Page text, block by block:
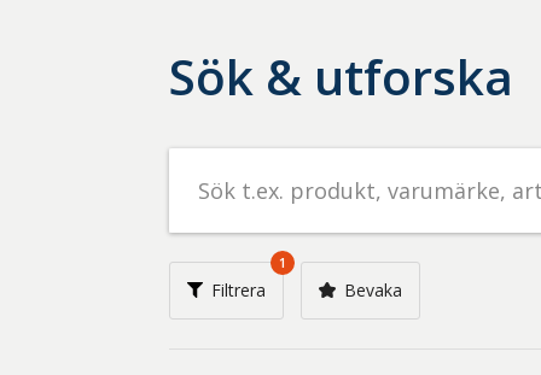
Sök & utforska
Sök
livsmedel
på
t.ex.
produkt,
varumärke,
Filtrera
1
Bevaka